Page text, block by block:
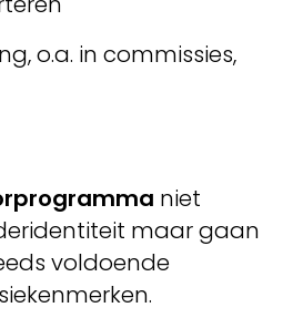
o.a. in commissies,
niet
maar gaan
voldoende